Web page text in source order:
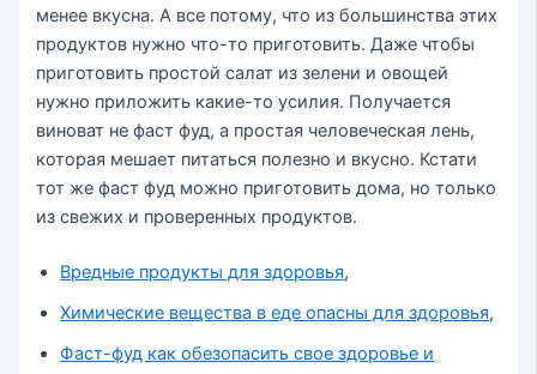
менее вкусна. А все потому, что из большинства этих
продуктов нужно что-то приготовить. Даже чтобы
приготовить простой салат из зелени и овощей
нужно приложить какие-то усилия. Получается
виноват не фаст фуд, а простая человеческая лень,
которая мешает питаться полезно и вкусно. Кстати
тот же фаст фуд можно приготовить дома, но только
из свежих и проверенных продуктов.
Вредные продукты для здоровья,
Химические вещества в еде опасны для здоровья,
Фаст-фуд как обезопасить свое здоровье и